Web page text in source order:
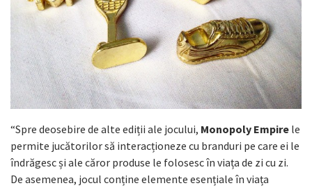
“Spre deosebire de alte ediții ale jocului, Monopoly Empire le
permite jucătorilor să interacționeze cu branduri pe care ei le
îndrăgesc și ale căror produse le folosesc în viața de zi cu zi.
De asemenea, jocul conține elemente esențiale în viața